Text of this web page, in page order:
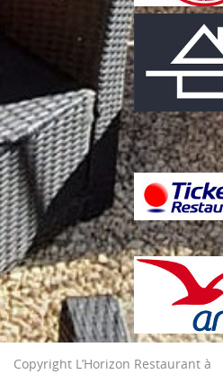
Copyright L’Horizon Restaurant à